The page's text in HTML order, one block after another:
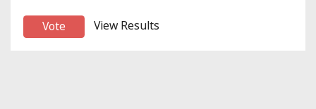
View Results